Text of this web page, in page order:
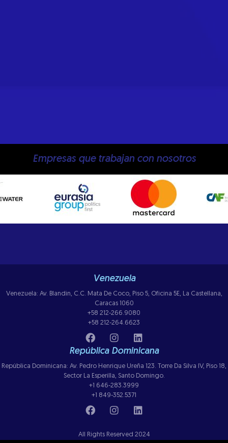
Empresas que trabajan con nosotros
Venezuela
Venezuela: Av. Blandin, C.C. Mata De Coco, Piso 5, Oficina 5E, La Castellana,
Caracas 1060
+58 212-266.9080
+58 212-264.6623
República Dominicana
República Dominicana: Av. Pedro Henrique Ureña 123. Torre Da Silva IV, Piso 18,
Sector La Esperilla, Santo Domingo.
+1 646-283.3999
+1 849-352.5371
All Rights Reserved 2024